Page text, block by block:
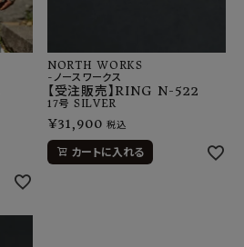
NORTH WORKS
-ノースワークス
【受注販売】RING N-522
17号 SILVER
¥31,900 税込
カートに入れる